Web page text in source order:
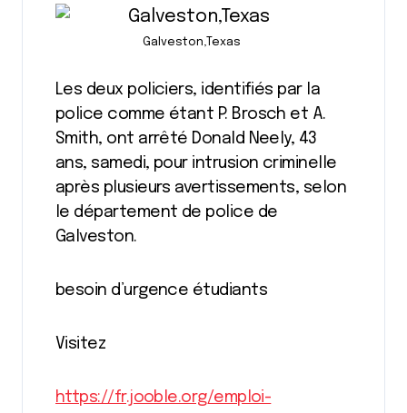
Galveston,Texas
Les deux policiers, identifiés par la
police comme étant P. Brosch et A.
Smith, ont arrêté Donald Neely, 43
ans, samedi, pour intrusion criminelle
après plusieurs avertissements, selon
le département de police de
Galveston.
besoin d’urgence étudiants
Visitez
https://fr.jooble.org/emploi-